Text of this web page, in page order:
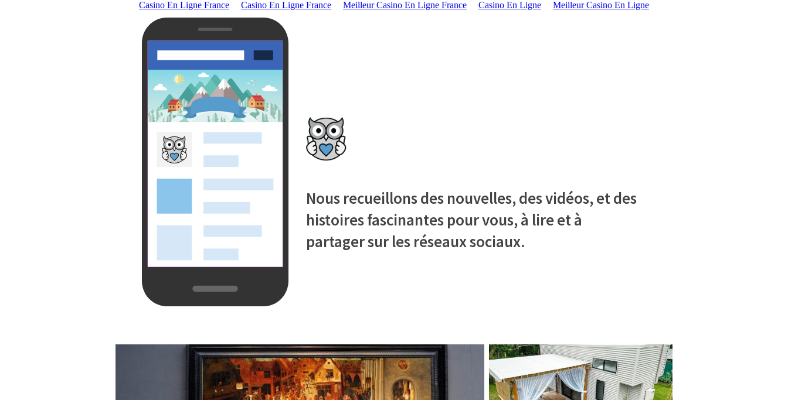
Casino En Ligne France Casino En Ligne France Meilleur Casino En Ligne France Casino En Ligne Meilleur Casino En Ligne
Nous recueillons des nouvelles, des vidéos, et des
histoires fascinantes pour vous, à lire et à
partager sur les réseaux sociaux.